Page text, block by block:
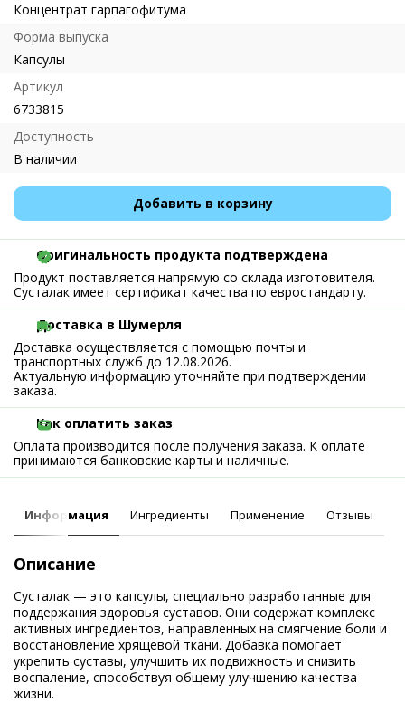
Концентрат гарпагофитума
Форма выпуска
Капсулы
Артикул
6733815
Доступность
В наличии
Добавить в корзину
Оригинальность продукта подтверждена
Продукт поставляется напрямую со склада изготовителя.
Сусталак имеет сертификат качества по евростандарту.
Доставка в Шумерля
Доставка осуществляется с помощью почты и
транспортных служб до 12.08.2026.
Актуальную информацию уточняйте при подтверждении
заказа.
Как оплатить заказ
Оплата производится после получения заказа. К оплате
принимаются банковские карты и наличные.
Информация Ингредиенты Применение Отзывы
Описание
Сусталак — это капсулы, специально разработанные для
поддержания здоровья суставов. Они содержат комплекс
активных ингредиентов, направленных на смягчение боли и
восстановление хрящевой ткани. Добавка помогает
укрепить суставы, улучшить их подвижность и снизить
воспаление, способствуя общему улучшению качества
жизни.